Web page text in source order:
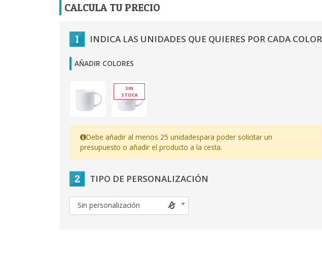
CALCULA TU PRECIO
1 INDICA LAS UNIDADES QUE QUIERES POR CADA COLOR
AÑADIR COLORES
SIN
STOCK
Debe añadir al menos 25 unidadespara poder solicitar un
presupuesto o añadir el producto a la cesta.
2 TIPO DE PERSONALIZACIÓN
Sin personalización